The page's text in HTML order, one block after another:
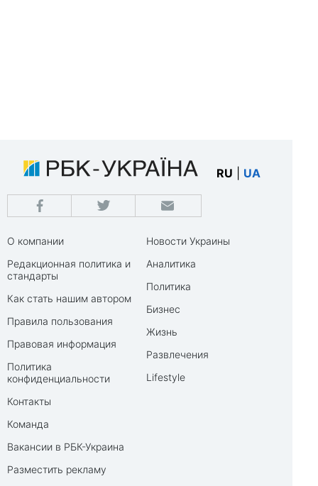
RU UA
О компании
Редакционная политика и
стандарты
Как стать нашим автором
Правила пользования
Правовая информация
Политика
конфиденциальности
Контакты
Команда
Вакансии в РБК-Украина
Разместить рекламу
Новости Украины
Аналитика
Политика
Бизнес
Жизнь
Развлечения
Lifestyle